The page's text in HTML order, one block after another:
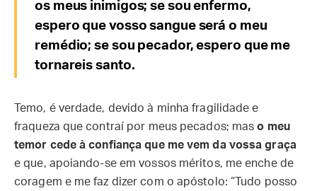
os meus inimigos; se sou enfermo,
espero que vosso sangue será o meu
remédio; se sou pecador, espero que me
tornareis santo.
Temo, é verdade, devido à minha fragilidade e
fraqueza que contraí por meus pecados; maso meu
temor cede à confiança que me vem da vossa graça
e que, apoiando-se em vossos méritos, me enche de
coragem e me faz dizer com o apóstolo: “Tudo posso